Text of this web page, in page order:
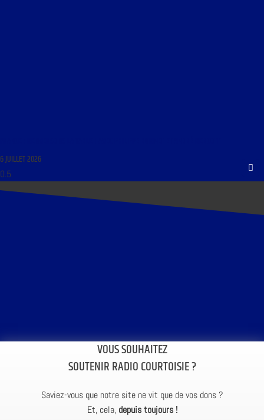
6 JUILLET 2026
VOUS SOUHAITEZ
SOUTENIR RADIO COURTOISIE ?
Saviez-vous que notre site ne vit que de vos dons ?
Et, cela, depuis toujours !